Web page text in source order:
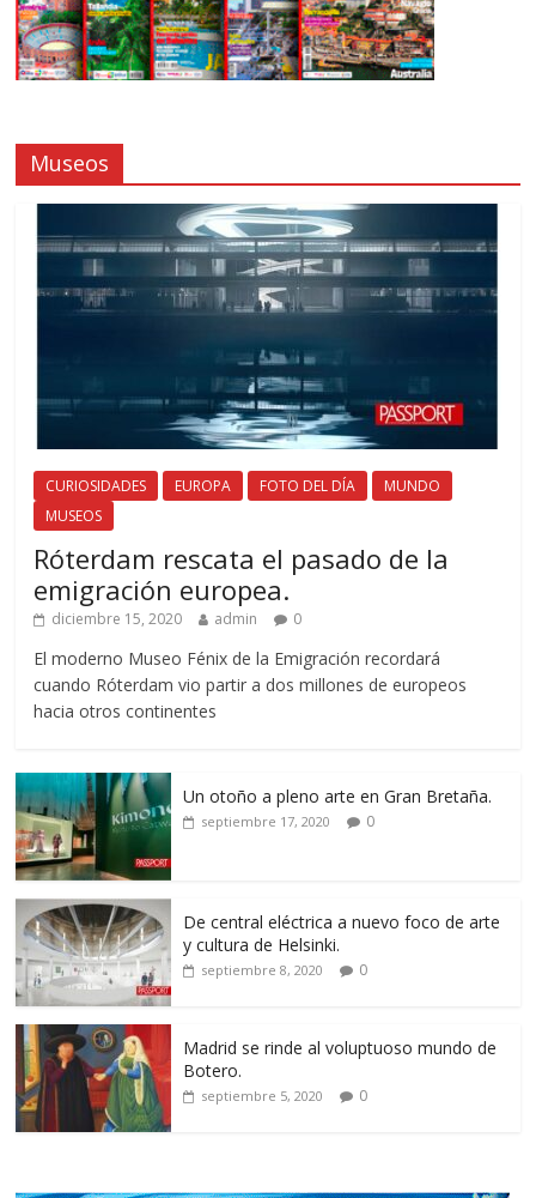
Museos
CURIOSIDADES EUROPA FOTO DEL DÍA
MUNDO
MUSEOS
Róterdam rescata el pasado de la
emigración europea.
diciembre 15, 2020 admin 0
El moderno Museo Fénix de la Emigración recordará
cuando Róterdam vio partir a dos millones de europeos
hacia otros continentes
Un otoño a pleno arte en Gran Bretaña.
septiembre 17, 2020 0
De central eléctrica a nuevo foco de arte
y cultura de Helsinki.
septiembre 8, 2020 0
Madrid se rinde al voluptuoso mundo de
Botero.
septiembre 5, 2020 0